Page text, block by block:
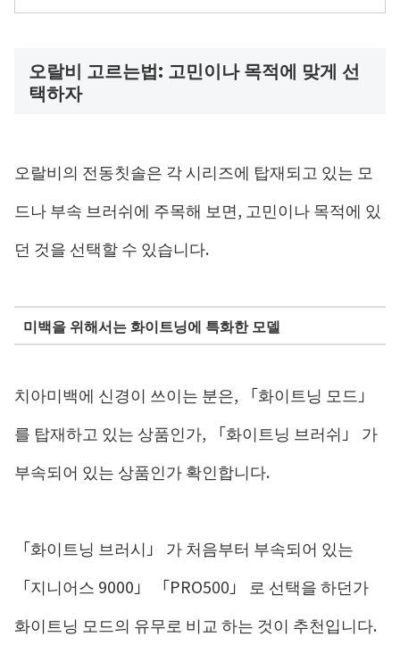
오랄비 고르는법: 고민이나 목적에 맞게 선
택하자
오랄비의 전동칫솔은 각 시리즈에 탑재되고 있는 모
드나 부속 브러쉬에 주목해 보면, 고민이나 목적에 있
던 것을 선택할 수 있습니다.
미백을 위해서는 화이트닝에 특화한 모델
치아미백에 신경이 쓰이는 분은, 「화이트닝 모드」
를 탑재하고 있는 상품인가, 「화이트닝 브러쉬」 가
부속되어 있는 상품인가 확인합니다.
「화이트닝 브러시」 가 처음부터 부속되어 있는
「지니어스 9000」 「PRO500」 로 선택을 하던가
화이트닝 모드의 유무로 비교 하는 것이 추천입니다.